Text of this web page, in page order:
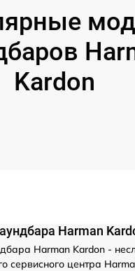
Kardon
Harman
Harman Kardon -
сервисного центра